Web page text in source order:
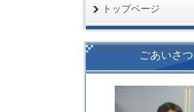
トップページ
ごあいさつ